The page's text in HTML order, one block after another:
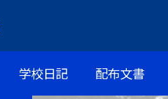
学校日記 配布文書